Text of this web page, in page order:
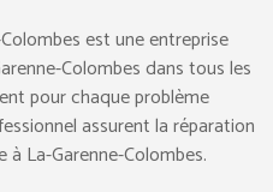
est une entreprise
Colombes dans tous les
pour chaque problème
assurent la réparation
La-Garenne-Colombes.